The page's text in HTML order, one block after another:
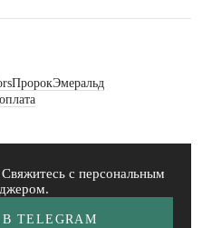
ПророкЭмеральд
с персональным
TELEGRAM